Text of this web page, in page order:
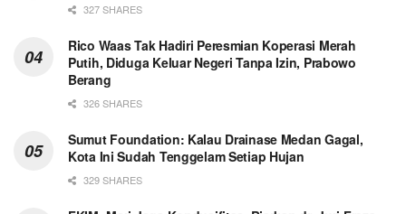
327 SHARES
Rico Waas Tak Hadiri Peresmian Koperasi Merah
Putih, Diduga Keluar Negeri Tanpa Izin, Prabowo
Berang
326 SHARES
Sumut Foundation: Kalau Drainase Medan Gagal,
Kota Ini Sudah Tenggelam Setiap Hujan
329 SHARES